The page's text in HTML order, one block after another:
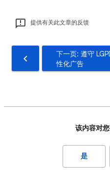
提供有关此文章的反馈
下一页: 遵守
性化广告
该内容对
是